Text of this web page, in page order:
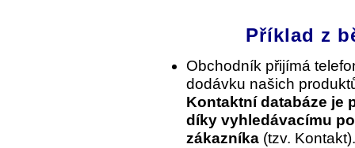
Příklad z
Obchodník přijímá
dodávku našich
Kontaktní databáze je
díky vyhledávacímu
zákazníka (tzv. Kontakt).